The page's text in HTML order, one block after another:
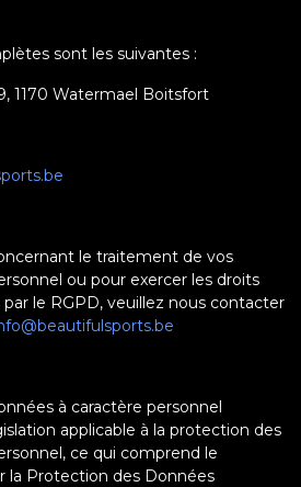
sont les suivantes :
1170 Watermael Boitsfort
le traitement de vos
ou pour exercer les droits
le RGPD, veuillez nous contacter
à caractère personnel
applicable à la protection des
ce qui comprend le
la Protection des Données